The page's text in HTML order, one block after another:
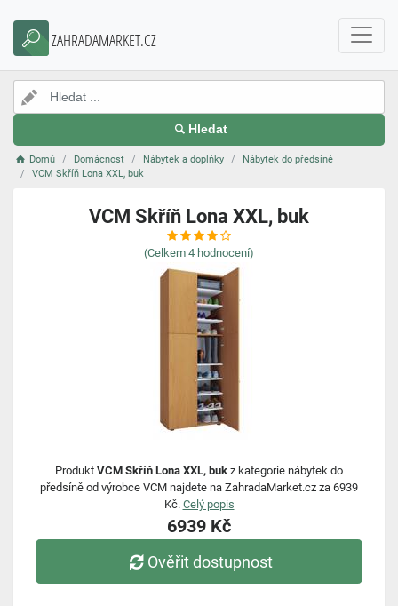
ZAHRADAMARKET.CZ
Hledat
Domů Domácnost Nábytek a doplňky
Nábytek do předsíně
VCM Skříň Lona XXL, buk
VCM Skříň Lona XXL, buk
(Celkem 4 hodnocení)
Produkt VCM Skříň Lona XXL, buk z kategorie nábytek do
předsíně od výrobce VCM najdete na ZahradaMarket.cz za 6939
Kč. Celý popis
6939 Kč
Ověřit dostupnost